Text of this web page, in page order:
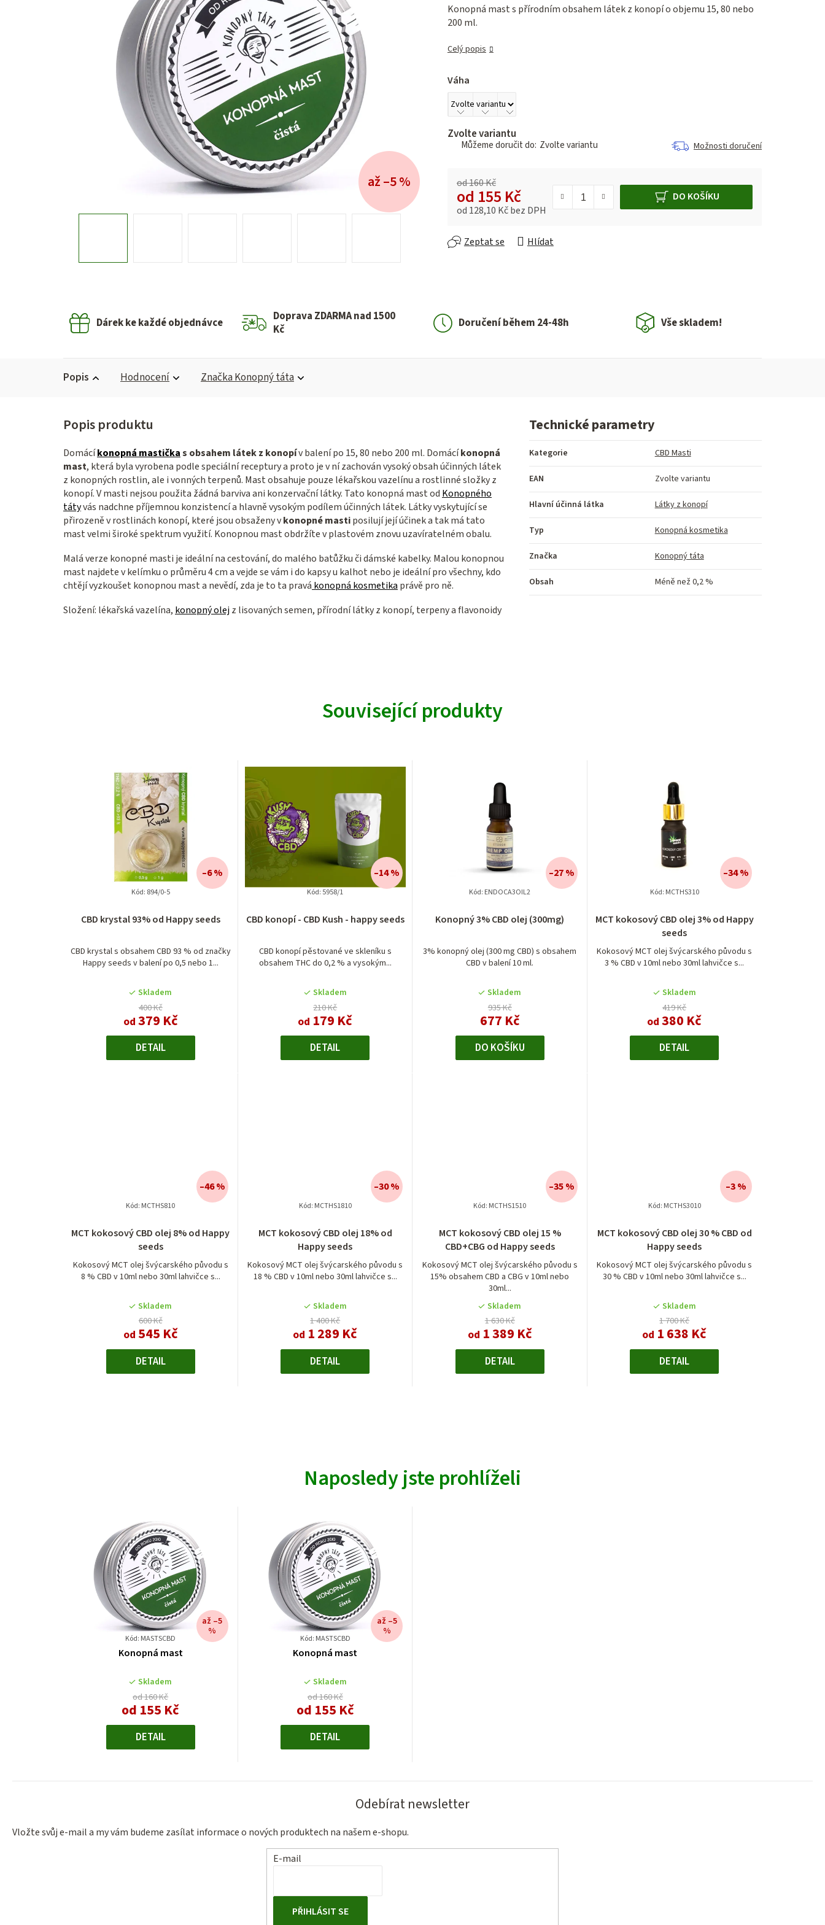
je
0,0
hvězdiček.
Konopná mast s přírodním obsahem látek z konopí o objemu 15, 80 nebo
200 ml.
Celý popis
Váha
Zvolte variantu
Zvolte variantu Možnosti doručení
od 160 Kč
od 155 Kč
od 128,10 Kčbez DPH
DO KOŠÍKU
Zeptat se Hlídat
až –5 %
Dárek ke každé objednávce
Doprava ZDARMA nad 1500
Kč
Doručení během 24-48h Vše skladem!
Popis Hodnocení ZnačkaKonopný táta
Domácíkonopná mastičkas obsahem látek z konopív balení po 15, 80 nebo 200 ml. Domácíkonopná
mast, která byla vyrobena podle speciální receptury a proto je v ní zachován vysoký obsah účinných látek
z konopných rostlin, ale i vonných terpenů. Mast obsahuje pouze lékařskou vazelínu a rostlinné složky z
konopí. V masti nejsou použita žádná barviva ani konzervační látky. Tato konopná mast od Konopného
tátyvás nadchne příjemnou konzistencí a hlavně vysokým podílem účinných látek. Látky vyskytující se
přirozeně v rostlinách konopí, které jsou obsaženy vkonopné mastiposilují její účinek a tak má tato
mast velmi široké spektrum využití. Konopnou mast obdržíte v plastovém znovu uzavíratelném obalu.
Malá verze konopné masti je ideální na cestování, do malého batůžku či dámské kabelky. Malou konopnou
mast najdete v kelímku o průměru 4 cm a vejde se vám i do kapsy u kalhot nebo je ideální pro všechny, kdo
chtějí vyzkoušet konopnou mast a nevědí, zda je to ta pravá konopná kosmetika právě pro ně.
Složení: lékařská vazelína, konopný olejz lisovaných semen, přírodní látky z konopí, terpeny a flavonoidy
Technické parametry
Kategorie CBD Masti
EAN Zvolte variantu
Hlavní účinná látka Látky z konopí
Typ Konopná kosmetika
Značka Konopný táta
Obsah Méně než 0,2 %
Související produkty
CBD krystal 93% od Happy seeds
CBD krystal s obsahem CBD 93 % od značky
Happy seeds v balení po 0,5 nebo 1...
Skladem
400 Kč
od 379 Kč
–6 %
DETAIL
Kód: 894/0-5
CBD konopí - CBD Kush - happy seeds
CBD konopí pěstované ve skleníku s
obsahem THC do 0,2 % a vysokým...
Skladem
210 Kč
od 179 Kč
–14 %
DETAIL
Kód: 5958/1
Konopný 3% CBD olej (300mg)
3% konopný olej (300 mg CBD) s obsahem
CBD v balení 10 ml.
Skladem
935 Kč
677 Kč
–27 %
DO KOŠÍKU
Kód: ENDOCA3OIL2
MCT kokosový CBD olej 3% od Happy
seeds
Kokosový MCT olej švýcarského původu s
3 % CBD v 10ml nebo 30ml lahvičce s...
Skladem
419 Kč
od 380 Kč
–34 %
DETAIL
Kód: MCTHS310
MCT kokosový CBD olej 8% od Happy
seeds
Kokosový MCT olej švýcarského původu s
8 % CBD v 10ml nebo 30ml lahvičce s...
Skladem
600 Kč
od 545 Kč
–46 %
DETAIL
Kód: MCTHS810
MCT kokosový CBD olej 18% od
Happy seeds
Kokosový MCT olej švýcarského původu s
18 % CBD v 10ml nebo 30ml lahvičce s...
Skladem
1 400 Kč
od 1 289 Kč
–30 %
DETAIL
Kód: MCTHS1810
MCT kokosový CBD olej 15 %
CBD+CBG od Happy seeds
Kokosový MCT olej švýcarského původu s
15% obsahem CBD a CBG v 10ml nebo
30ml...
Skladem
1 630 Kč
od 1 389 Kč
–35 %
DETAIL
Kód: MCTHS1510
MCT kokosový CBD olej 30 % CBD od
Happy seeds
Kokosový MCT olej švýcarského původu s
30 % CBD v 10ml nebo 30ml lahvičce s...
Skladem
1 700 Kč
od 1 638 Kč
–3 %
DETAIL
Kód: MCTHS3010
Naposledy jste prohlíželi
Kód: MASTSCBD
Konopná mast
Skladem
od 160 Kč
až –5
%
od 155 KčMěrná
DETAIL
Kód: MASTSCBD
Konopná mast
Skladem
od 160 Kč
až –5
%
od 155 KčMěrná
DETAIL
Odebírat newsletter
Vložte svůj e-mail a my vám budeme zasílat informace o nových produktech na našem e-shopu.
E-mail
PŘIHLÁSIT SE